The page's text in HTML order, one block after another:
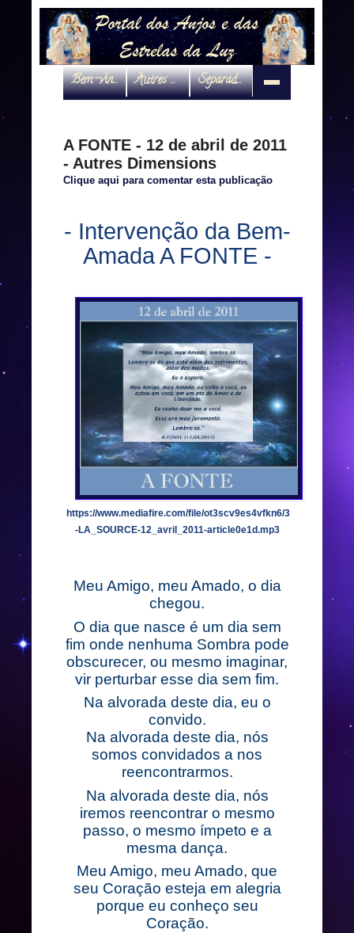
Bem-vindo Autres Dimensions Separadas por interveniente
A FONTE - 12 de abril de 2011
- Autres Dimensions
Clique aqui para comentar esta publicação
- Intervenção da Bem-
Amada A FONTE -
https://www.mediafire.com/file/ot3scv9es4vfkn6/3
-LA_SOURCE-12_avril_2011-article0e1d.mp3
Meu Amigo, meu Amado, o dia
chegou.
O dia que nasce é um dia sem
fim onde nenhuma Sombra pode
obscurecer, ou mesmo imaginar,
vir perturbar esse dia sem fim.
Na alvorada deste dia, eu o
convido.
Na alvorada deste dia, nós
somos convidados a nos
reencontrarmos.
Na alvorada deste dia, nós
iremos reencontrar o mesmo
passo, o mesmo ímpeto e a
mesma dança.
Meu Amigo, meu Amado, que
seu Coração esteja em alegria
porque eu conheço seu
Coração.